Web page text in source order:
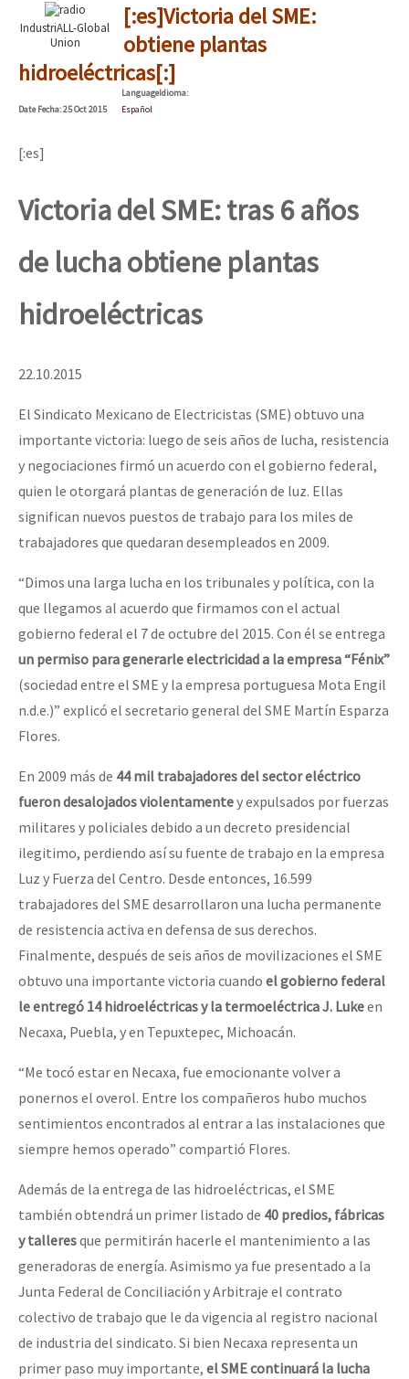
IndustriALL-Global
Union
[:es]Victoria del SME:
obtiene plantas
hidroeléctricas[:]
DateFecha: 25 Oct 2015
LanguageIdioma:
Español
[:es]
Victoria del SME: tras 6 años
de lucha obtiene plantas
hidroeléctricas
22.10.2015
El Sindicato Mexicano de Electricistas (SME) obtuvo una
importante victoria: luego de seis años de lucha, resistencia
y negociaciones firmó un acuerdo con el gobierno federal,
quien le otorgará plantas de generación de luz. Ellas
significan nuevos puestos de trabajo para los miles de
trabajadores que quedaran desempleados en 2009.
“Dimos una larga lucha en los tribunales y política, con la
que llegamos al acuerdo que firmamos con el actual
gobierno federal el 7 de octubre del 2015. Con él se entrega
un permiso para generarle electricidad a la empresa “Fénix”
(sociedad entre el SME y la empresa portuguesa Mota Engil
n.d.e.)” explicó el secretario general del SME Martín Esparza
Flores.
En 2009 más de 44 mil trabajadores del sector eléctrico
fueron desalojados violentamentey expulsados por fuerzas
militares y policiales debido a un decreto presidencial
ilegitimo, perdiendo así su fuente de trabajo en la empresa
Luz y Fuerza del Centro. Desde entonces, 16.599
trabajadores del SME desarrollaron una lucha permanente
de resistencia activa en defensa de sus derechos.
Finalmente, después de seis años de movilizaciones el SME
obtuvo una importante victoria cuando el gobierno federal
le entregó 14 hidroeléctricas y la termoeléctrica J. Lukeen
Necaxa, Puebla, y en Tepuxtepec, Michoacán.
“Me tocó estar en Necaxa, fue emocionante volver a
ponernos el overol. Entre los compañeros hubo muchos
sentimientos encontrados al entrar a las instalaciones que
siempre hemos operado” compartió Flores.
Además de la entrega de las hidroeléctricas, el SME
también obtendrá un primer listado de 40 predios, fábricas
y talleresque permitirán hacerle el mantenimiento a las
generadoras de energía. Asimismo ya fue presentado a la
Junta Federal de Conciliación y Arbitraje el contrato
colectivo de trabajo que le da vigencia al registro nacional
de industria del sindicato. Si bien Necaxa representa un
primer paso muy importante, el SME continuará la lucha